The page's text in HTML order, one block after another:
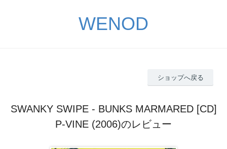
WENOD
ショップへ戻る
SWANKY SWIPE - BUNKS MARMARED [CD]
P-VINE (2006)のレビュー